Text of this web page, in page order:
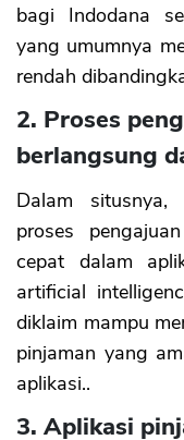
bagi Indodana
yang umumnya
rendah
2. Proses
berlangsung
Dalam situsnya,
proses
cepat dalam
artificial
diklaim mampu
pinjaman yang
aplikasi..
3. Aplikasi